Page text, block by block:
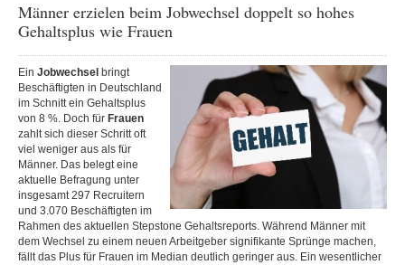
Männer erzielen beim Jobwechsel doppelt so hohes
Gehaltsplus wie Frauen
Ein Jobwechsel bringt
Beschäftigten in Deutschland
im Schnitt ein Gehaltsplus
von 8 %. Doch für Frauen
zahlt sich dieser Schritt oft
viel weniger aus als für
Männer. Das belegt eine
aktuelle Befragung unter
insgesamt 297 Recruitern
und 3.070 Beschäftigten im
Rahmen des aktuellen Stepstone Gehaltsreports. Während Männer mit
dem Wechsel zu einem neuen Arbeitgeber signifikante Sprünge machen,
fällt das Plus für Frauen im Median deutlich geringer aus. Ein wesentlicher